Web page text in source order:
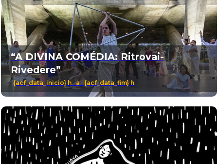
“A DIVINA COMÉDIA: Ritrovai-
Rivedere”
{acf_data_inicio} h a {acf_data_fim} h